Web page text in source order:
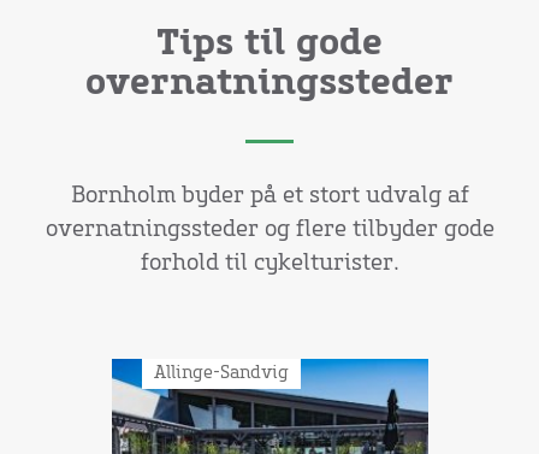
Tips til gode
overnatningssteder
Bornholm byder på et stort udvalg af
overnatningssteder og flere tilbyder gode
forhold til cykelturister.
Allinge-Sandvig